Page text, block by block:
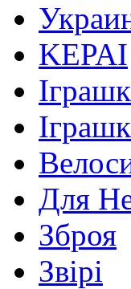
KEPAI
Для
Зброя
Звірі